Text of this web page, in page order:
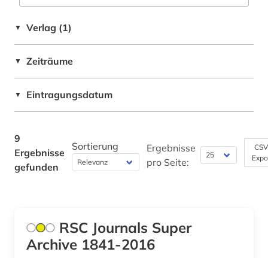
▼ Verlag (1)
▼ Zeiträume
▼ Eintragungsdatum
9
Ergebnisse
gefunden
Sortierung
Ergebnisse
pro Seite:
RSC Journals Super
Archive 1841-2016